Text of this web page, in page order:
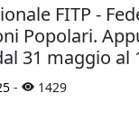
FITP -
Popolari.
31 maggio al
- 1429